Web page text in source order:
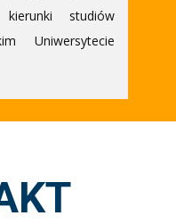
studiów
Uniwersytecie